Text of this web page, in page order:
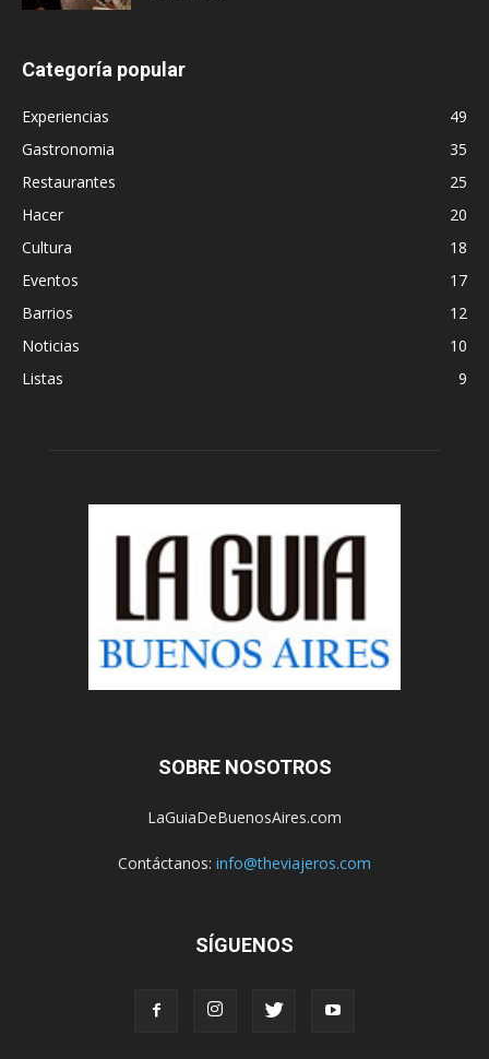
Categoría popular
Experiencias
49
Gastronomia
35
Restaurantes
25
Hacer
20
Cultura
18
Eventos
17
Barrios
12
Noticias
10
Listas
9
SOBRE NOSOTROS
LaGuiaDeBuenosAires.com
Contáctanos: info@theviajeros.com
SÍGUENOS